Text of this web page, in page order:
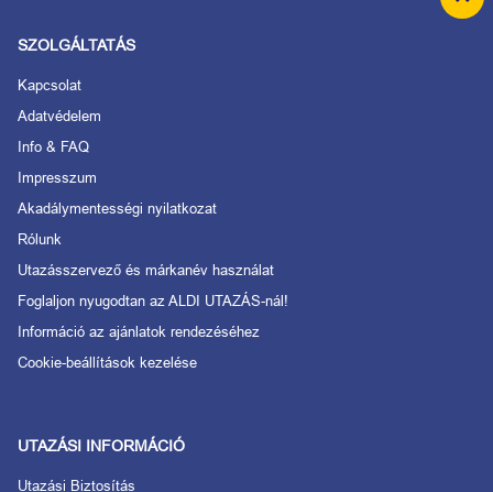
SZOLGÁLTATÁS
Kapcsolat
Adatvédelem
Info & FAQ
Impresszum
Akadálymentességi nyilatkozat
Rólunk
Utazásszervező és márkanév használat
Foglaljon nyugodtan az ALDI UTAZÁS-nál!
Információ az ajánlatok rendezéséhez
Cookie-beállítások kezelése
UTAZÁSI INFORMÁCIÓ
Utazási Biztosítás